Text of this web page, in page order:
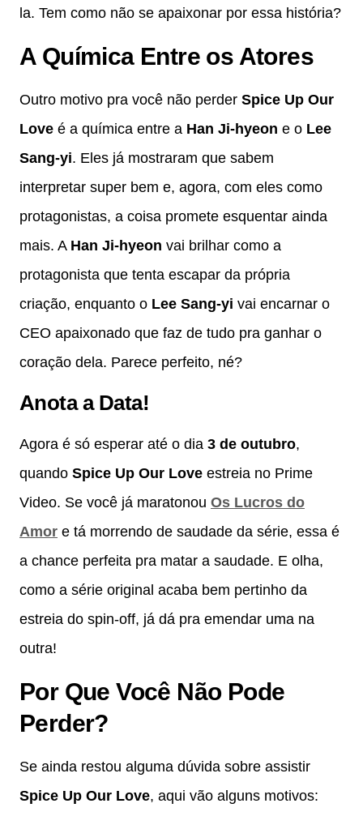
la. Tem como não se apaixonar por essa história?
A Química Entre os Atores
Outro motivo pra você não perder Spice Up Our
Love é a química entre a Han Ji-hyeon e o Lee
Sang-yi. Eles já mostraram que sabem
interpretar super bem e, agora, com eles como
protagonistas, a coisa promete esquentar ainda
mais. A Han Ji-hyeon vai brilhar como a
protagonista que tenta escapar da própria
criação, enquanto o Lee Sang-yi vai encarnar o
CEO apaixonado que faz de tudo pra ganhar o
coração dela. Parece perfeito, né?
Anota a Data!
Agora é só esperar até o dia 3 de outubro,
quando Spice Up Our Love estreia no Prime
Video. Se você já maratonou Os Lucros do
Amor e tá morrendo de saudade da série, essa é
a chance perfeita pra matar a saudade. E olha,
como a série original acaba bem pertinho da
estreia do spin-off, já dá pra emendar uma na
outra!
Por Que Você Não Pode
Perder?
Se ainda restou alguma dúvida sobre assistir
Spice Up Our Love, aqui vão alguns motivos: